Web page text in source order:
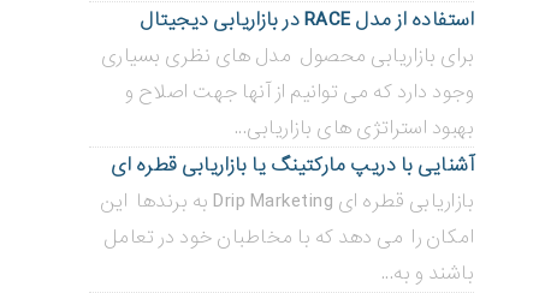
استفاده از مدل RACE در بازاریابی دیجیتال
برای بازاریابی محصول مدل های نظری بسیاری
وجود دارد که می توانیم از آنها جهت اصلاح و
بهبود استراتژی های بازاریابی...
آشنایی با دریپ مارکتینگ یا بازاریابی قطره ای
بازاریابی قطره ای Drip Marketing به برندها این
امکان را می دهد که با مخاطبان خود در تعامل
باشند و به...